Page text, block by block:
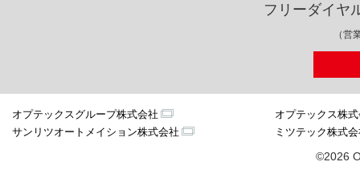
フリーダイヤ
（営
オプテックスグループ株式会社
オプテックス株
サンリツオートメイション株式会社
ミツテック株式
©2026